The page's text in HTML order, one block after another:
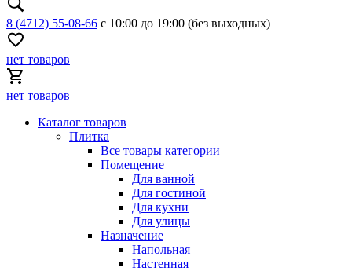
8 (4712) 55-08-66 с 10:00 до 19:00 (без выходных)
нет товаров
нет товаров
Каталог товаров
Плитка
Все товары категории
Помещение
Для ванной
Для гостиной
Для кухни
Для улицы
Назначение
Напольная
Настенная